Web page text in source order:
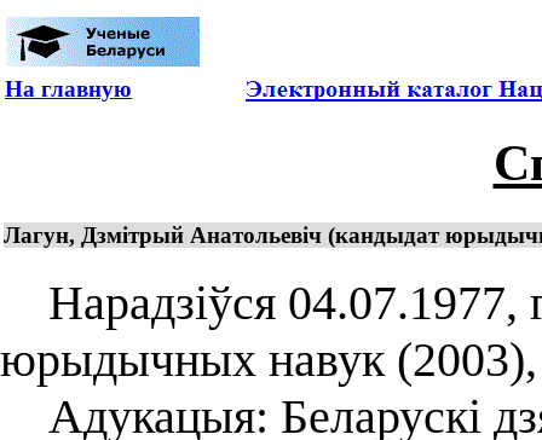
На главную
Лагун, Дзмiтрый Анатольевiч (кандыдат
Нарадзіўся
юрыдычных навук (2003),
Адукацыя: Беларускі